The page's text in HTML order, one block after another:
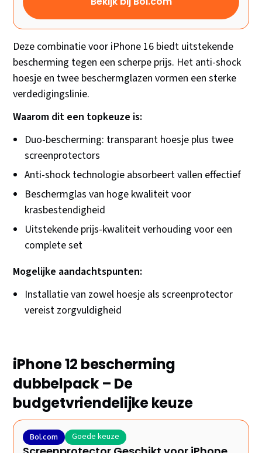
Deze combinatie voor iPhone 16 biedt uitstekende
bescherming tegen een scherpe prijs. Het anti-shock
hoesje en twee beschermglazen vormen een sterke
verdedigingslinie.
Waarom dit een topkeuze is:
Duo-bescherming: transparant hoesje plus twee
screenprotectors
Anti-shock technologie absorbeert vallen effectief
Beschermglas van hoge kwaliteit voor
krasbestendigheid
Uitstekende prijs-kwaliteit verhouding voor een
complete set
Mogelijke aandachtspunten:
Installatie van zowel hoesje als screenprotector
vereist zorgvuldigheid
iPhone 12 bescherming
dubbelpack – De
budgetvriendelijke keuze
Bol.com Goede keuze